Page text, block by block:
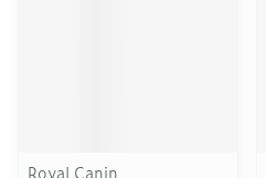
Royal Canin